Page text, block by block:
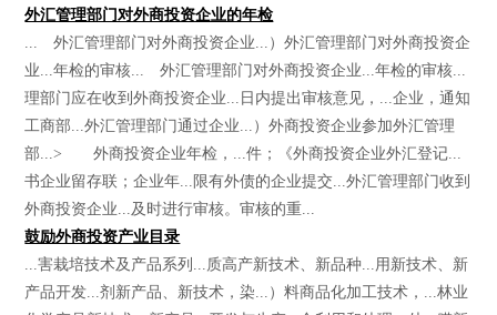
外汇管理部门对外商投资企业的年检
... 外汇管理部门对外商投资企业...）外汇管理部门对外商投资企
业...年检的审核... 外汇管理部门对外商投资企业...年检的审核...
理部门应在收到外商投资企业...日内提出审核意见，...企业，通知
工商部...外汇管理部门通过企业...）外商投资企业参加外汇管理
部...> 外商投资企业年检，...件；《外商投资企业外汇登记...
书企业留存联；企业年...限有外债的企业提交...外汇管理部门收到
外商投资企业...及时进行审核。审核的重...
鼓励外商投资产业目录
...害栽培技术及产品系列...质高产新技术、新品种...用新技术、新
产品开发...剂新产品、新技术，染...）料商品化加工技术，...林业